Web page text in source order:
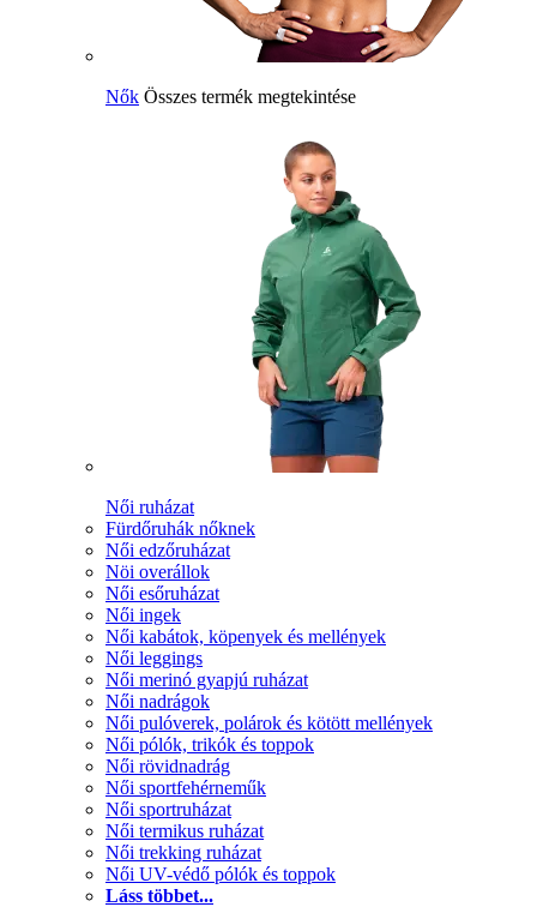
Nők Összes termék megtekintése
Női ruházat
Fürdőruhák nőknek
Női edzőruházat
Nöi overállok
Női esőruházat
Női ingek
Női kabátok, köpenyek és mellények
Női leggings
Női merinó gyapjú ruházat
Női nadrágok
Női pulóverek, polárok és kötött mellények
Női pólók, trikók és toppok
Női rövidnadrág
Női sportfehérneműk
Női sportruházat
Női termikus ruházat
Női trekking ruházat
Női UV-védő pólók és toppok
Láss többet...